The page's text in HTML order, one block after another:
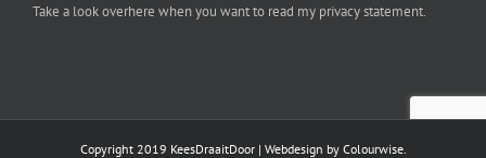
Take a look overhere when you want to read my privacy statement.
Copyright 2019 KeesDraaitDoor | Webdesign by Colourwise.